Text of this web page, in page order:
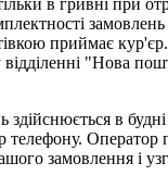
в гривні при
замовлень
приймає
"Нова
здійснюється в
телефону. Оператор
замовлення і